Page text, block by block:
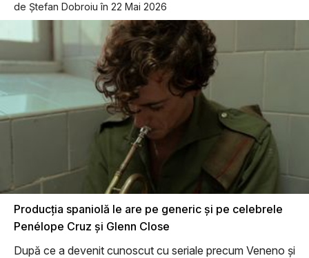
de Ştefan Dobroiu în 22 Mai 2026
Producţia spaniolă le are pe generic şi pe celebrele
Penélope Cruz şi Glenn Close
După ce a devenit cunoscut cu seriale precum Veneno şi